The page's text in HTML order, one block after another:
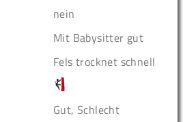
nein
Mit Babysitter gut
Fels trocknet schnell
Gut, Schlecht